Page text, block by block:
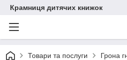
Крамниця дитячих книжок
Товари та послуги Грона